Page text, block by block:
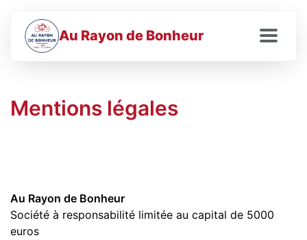
Au Rayon de Bonheur
Mentions légales
Au Rayon de Bonheur
Société à responsabilité limitée au capital de 5000
euros